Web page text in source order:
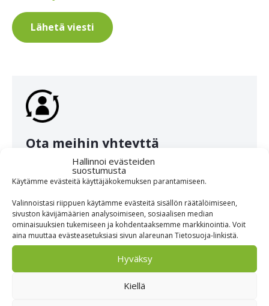
Hallinnoi evästeiden
suostumusta
Käytämme evästeitä käyttäjäkokemuksen parantamiseen.
Valinnoistasi riippuen käytämme evästeitä sisällön räätälöimiseen,
sivuston kävijämäärien analysoimiseen, sosiaalisen median
ominaisuuksien tukemiseen ja kohdentaaksemme markkinointia. Voit
aina muuttaa evästeasetuksiasi sivun alareunan Tietosuoja-linkistä.
Hyväksy
Kiellä
Ota meihin yhteyttä
Haluatko henkilökohtaista palvelua? Ota meihin
yhteyttä ja sovi maksuton konsultaatio.
Lähetä yhteydenottopyyntö